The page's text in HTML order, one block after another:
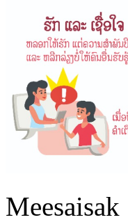
Meesaisak